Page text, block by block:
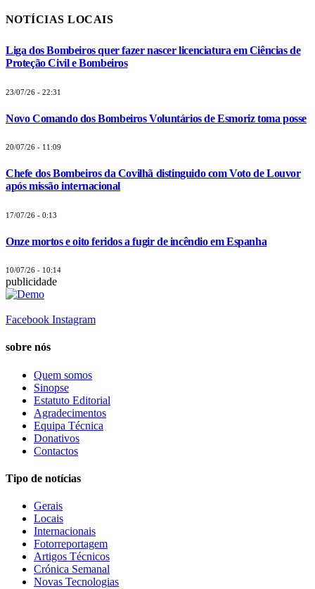
NOTÍCIAS LOCAIS
Liga dos Bombeiros quer fazer nascer licenciatura em Ciências de
Proteção Civil e Bombeiros
23/07/26 - 22:31
Novo Comando dos Bombeiros Voluntários de Esmoriz toma posse
20/07/26 - 11:09
Chefe dos Bombeiros da Covilhã distinguido com Voto de Louvor
após missão internacional
17/07/26 - 0:13
Onze mortos e oito feridos a fugir de incêndio em Espanha
10/07/26 - 10:14
publicidade
Facebook Instagram
sobre nós
Quem somos
Sinopse
Estatuto Editorial
Agradecimentos
Equipa Técnica
Donativos
Contactos
Tipo de notícias
Gerais
Locais
Internacionais
Fotorreportagem
Artigos Técnicos
Crónica Semanal
Novas Tecnologias